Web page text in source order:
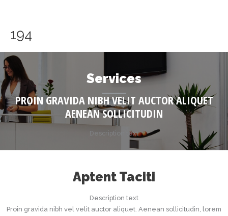
194
Services
PROIN GRAVIDA NIBH VELIT AUCTOR ALIQUET
AENEAN SOLLICITUDIN
Description text
Aptent Taciti
Description text
Proin gravida nibh vel velit auctor aliquet. Aenean sollicitudin, lorem